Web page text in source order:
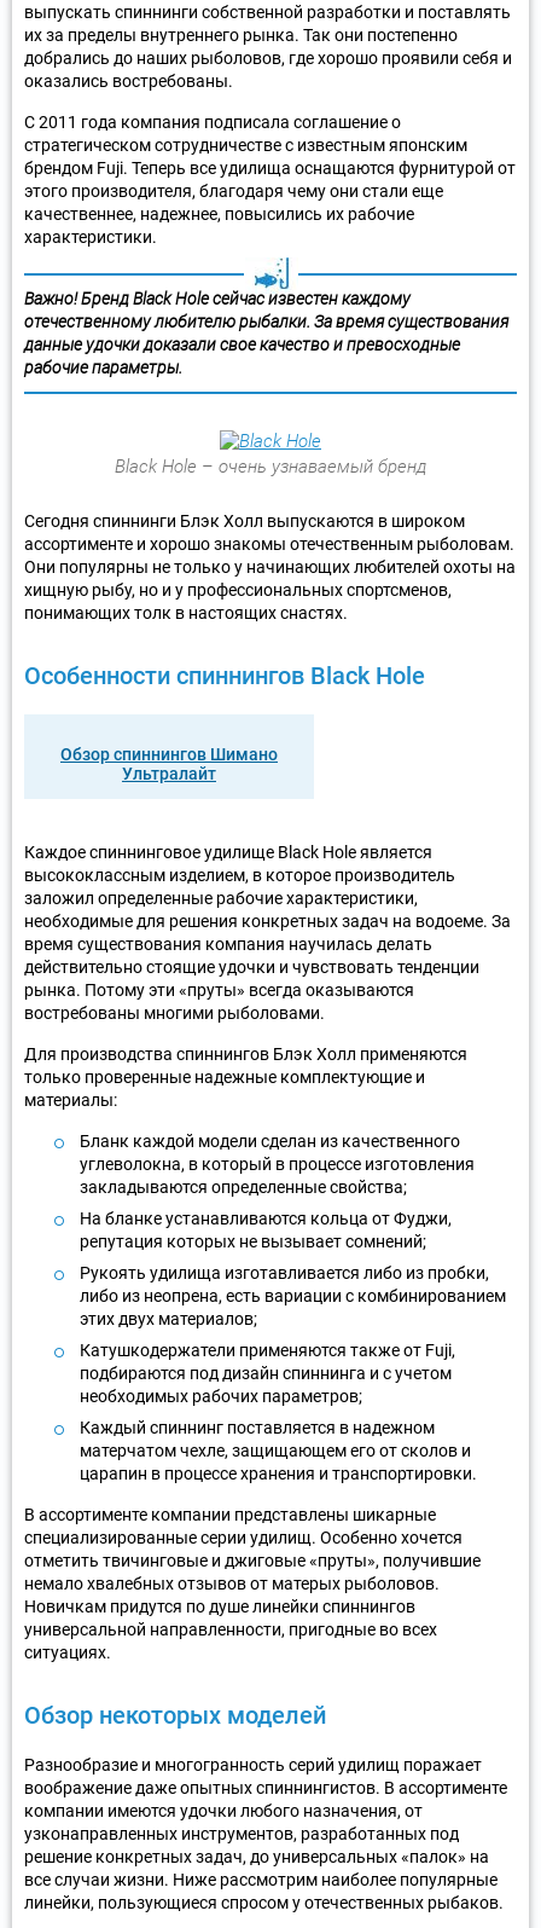
выпускать спиннинги собственной разработки и поставлять
их за пределы внутреннего рынка. Так они постепенно
добрались до наших рыболовов, где хорошо проявили себя и
оказались востребованы.
С 2011 года компания подписала соглашение о
стратегическом сотрудничестве с известным японским
брендом Fuji. Теперь все удилища оснащаются фурнитурой от
этого производителя, благодаря чему они стали еще
качественнее, надежнее, повысились их рабочие
характеристики.
Важно! Бренд Black Hole сейчас известен каждому
отечественному любителю рыбалки. За время существования
данные удочки доказали свое качество и превосходные
рабочие параметры.
Black Hole – очень узнаваемый бренд
Сегодня спиннинги Блэк Холл выпускаются в широком
ассортименте и хорошо знакомы отечественным рыболовам.
Они популярны не только у начинающих любителей охоты на
хищную рыбу, но и у профессиональных спортсменов,
понимающих толк в настоящих снастях.
Особенности спиннингов Black Hole
Обзор спиннингов Шимано
Ультралайт
Каждое спиннинговое удилище Black Hole является
высококлассным изделием, в которое производитель
заложил определенные рабочие характеристики,
необходимые для решения конкретных задач на водоеме. За
время существования компания научилась делать
действительно стоящие удочки и чувствовать тенденции
рынка. Потому эти «пруты» всегда оказываются
востребованы многими рыболовами.
Для производства спиннингов Блэк Холл применяются
только проверенные надежные комплектующие и
материалы:
Бланк каждой модели сделан из качественного
углеволокна, в который в процессе изготовления
закладываются определенные свойства;
На бланке устанавливаются кольца от Фуджи,
репутация которых не вызывает сомнений;
Рукоять удилища изготавливается либо из пробки,
либо из неопрена, есть вариации с комбинированием
этих двух материалов;
Катушкодержатели применяются также от Fuji,
подбираются под дизайн спиннинга и с учетом
необходимых рабочих параметров;
Каждый спиннинг поставляется в надежном
матерчатом чехле, защищающем его от сколов и
царапин в процессе хранения и транспортировки.
В ассортименте компании представлены шикарные
специализированные серии удилищ. Особенно хочется
отметить твичинговые и джиговые «пруты», получившие
немало хвалебных отзывов от матерых рыболовов.
Новичкам придутся по душе линейки спиннингов
универсальной направленности, пригодные во всех
ситуациях.
Обзор некоторых моделей
Разнообразие и многогранность серий удилищ поражает
воображение даже опытных спиннингистов. В ассортименте
компании имеются удочки любого назначения, от
узконаправленных инструментов, разработанных под
решение конкретных задач, до универсальных «палок» на
все случаи жизни. Ниже рассмотрим наиболее популярные
линейки, пользующиеся спросом у отечественных рыбаков.